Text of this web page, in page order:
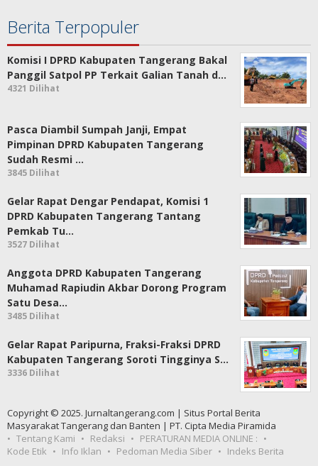
Berita Terpopuler
Komisi I DPRD Kabupaten Tangerang Bakal
Panggil Satpol PP Terkait Galian Tanah d…
4321 Dilihat
Pasca Diambil Sumpah Janji, Empat
Pimpinan DPRD Kabupaten Tangerang
Sudah Resmi …
3845 Dilihat
Gelar Rapat Dengar Pendapat, Komisi 1
DPRD Kabupaten Tangerang Tantang
Pemkab Tu…
3527 Dilihat
Anggota DPRD Kabupaten Tangerang
Muhamad Rapiudin Akbar Dorong Program
Satu Desa…
3485 Dilihat
Gelar Rapat Paripurna, Fraksi-Fraksi DPRD
Kabupaten Tangerang Soroti Tingginya S…
3336 Dilihat
Copyright © 2025. Jurnaltangerang.com | Situs Portal Berita
Masyarakat Tangerang dan Banten | PT. Cipta Media Piramida
Tentang Kami
Redaksi
PERATURAN MEDIA ONLINE :
Kode Etik
Info Iklan Pedoman Media Siber Indeks Berita